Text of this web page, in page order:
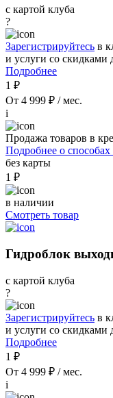
с картой клуба
?
Зарегистрируйтесь в
и услуги со скидками
Подробнее
1 ₽
От 4 999 ₽ / мес.
i
Продажа товаров в
Подробнее о
без карты
1 ₽
в наличии
Смотреть товар
Гидроблок
с картой клуба
?
Зарегистрируйтесь в
и услуги со скидками
Подробнее
1 ₽
От 4 999 ₽ / мес.
i